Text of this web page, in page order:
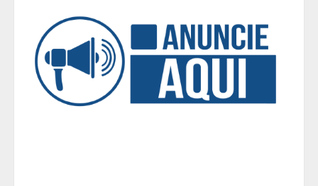
5
de vestuário, lista reúne diversas
opções para presentear neste Dia
dos Pais